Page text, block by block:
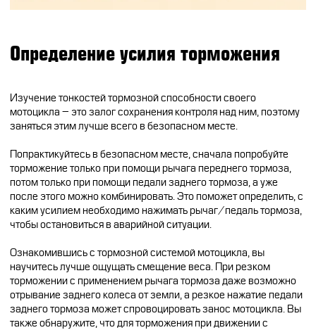
Определение усилия торможения
Изучение тонкостей тормозной способности своего
мотоцикла – это залог сохранения контроля над ним, поэтому
заняться этим лучше всего в безопасном месте.
Попрактикуйтесь в безопасном месте, сначала попробуйте
торможение только при помощи рычага переднего тормоза,
потом только при помощи педали заднего тормоза, а уже
после этого можно комбинировать. Это поможет определить, с
каким усилием необходимо нажимать рычаг/педаль тормоза,
чтобы остановиться в аварийной ситуации.
Ознакомившись с тормозной системой мотоцикла, вы
научитесь лучше ощущать смещение веса. При резком
торможении с применением рычага тормоза даже возможно
отрывание заднего колеса от земли, а резкое нажатие педали
заднего тормоза может спровоцировать занос мотоцикла. Вы
также обнаружите, что для торможения при движении с